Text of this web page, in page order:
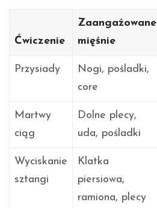
Ćwiczenie
Zaangażowane
mięśnie
Przysiady
Nogi, pośladki,
core
Martwy
ciąg
Dolne plecy,
uda, pośladki
Wyciskanie
sztangi
Klatka
piersiowa,
ramiona, plecy